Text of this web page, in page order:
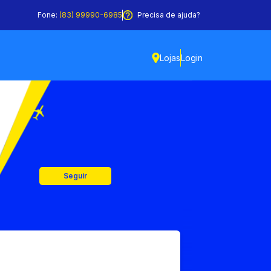
Fone: (83) 99990-6985 Precisa de ajuda?
LojasLogin
Seguir